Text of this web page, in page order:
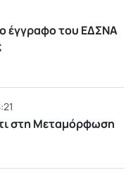
έγγραφο του ΕΔΣΝΑ
στη Μεταμόρφωση